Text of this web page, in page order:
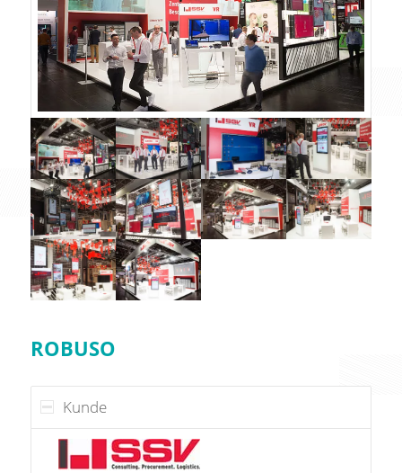
ROBUSO
Kunde